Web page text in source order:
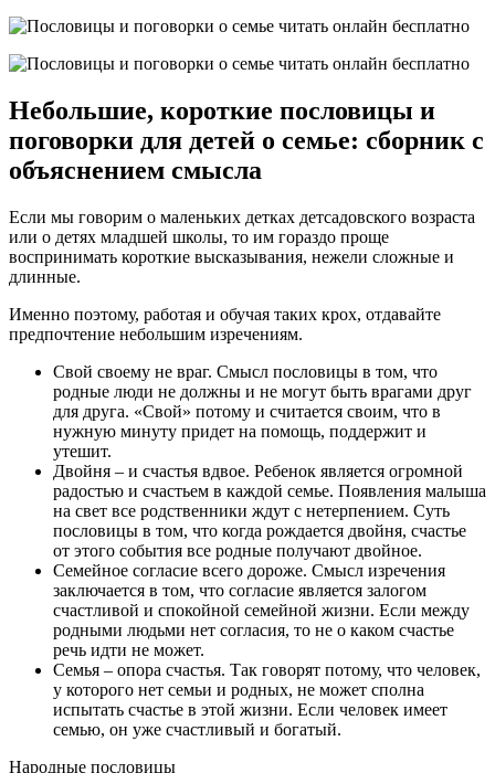
Небольшие, короткие пословицы и
поговорки для детей о семье: сборник с
объяснением смысла
Если мы говорим о маленьких детках детсадовского возраста
или о детях младшей школы, то им гораздо проще
воспринимать короткие высказывания, нежели сложные и
длинные.
Именно поэтому, работая и обучая таких крох, отдавайте
предпочтение небольшим изречениям.
Свой своему не враг. Смысл пословицы в том, что
родные люди не должны и не могут быть врагами друг
для друга. «Свой» потому и считается своим, что в
нужную минуту придет на помощь, поддержит и
утешит.
Двойня – и счастья вдвое. Ребенок является огромной
радостью и счастьем в каждой семье. Появления малыша
на свет все родственники ждут с нетерпением. Суть
пословицы в том, что когда рождается двойня, счастье
от этого события все родные получают двойное.
Семейное согласие всего дороже. Смысл изречения
заключается в том, что согласие является залогом
счастливой и спокойной семейной жизни. Если между
родными людьми нет согласия, то не о каком счастье
речь идти не может.
Семья – опора счастья. Так говорят потому, что человек,
у которого нет семьи и родных, не может сполна
испытать счастье в этой жизни. Если человек имеет
семью, он уже счастливый и богатый.
Народные пословицы